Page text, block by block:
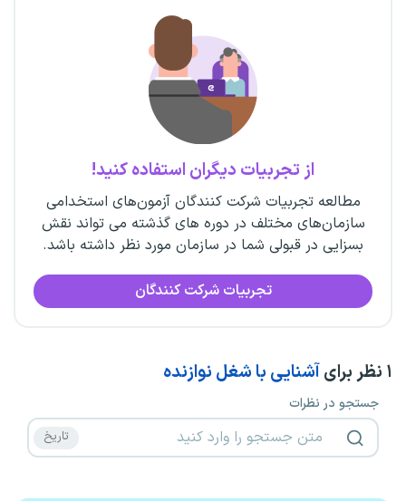
از تجربیات دیگران استفاده کنید!
مطالعه تجربیات شرکت کنندگان آزمون‌های استخدامی
سازمان‌های مختلف در دوره های گذشته می تواند نقش
بسزایی در قبولی شما در سازمان مورد نظر داشته باشد.
تجربیات شرکت کنندگان
۱ نظر برایآشنایی با شغل نوازنده
جستجو در نظرات